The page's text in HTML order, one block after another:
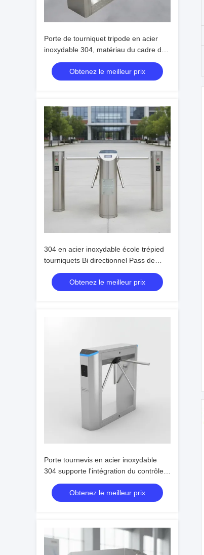
Porte de tourniquet tripode en acier
inoxydable 304, matériau du cadre de
passage bidirectionnel en acier
inoxydable 304, porte de contrôle
d'accès
Obtenez le meilleur prix
304 en acier inoxydable école trépied
tourniquets Bi directionnel Pass de
sécurité Porte d'entrée pour le contrôle
d'accès au campus scolaire
Obtenez le meilleur prix
Porte tournevis en acier inoxydable
304 supporte l'intégration du contrôle
d'accès RFID et alimenté par AC220V
50HZ pour les systèmes de sécurité
Obtenez le meilleur prix